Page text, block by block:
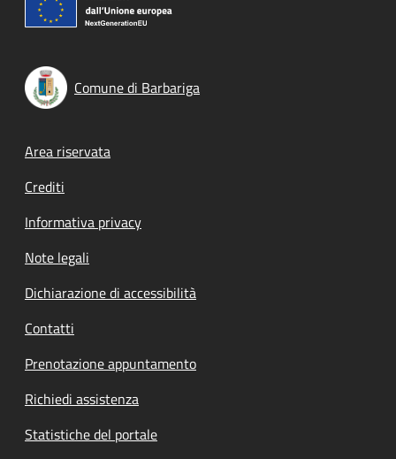
Comune di Barbariga
Footer menu
Area riservata
Crediti
Informativa privacy
Note legali
Dichiarazione di accessibilità
Contatti
Prenotazione appuntamento
Richiedi assistenza
Statistiche del portale